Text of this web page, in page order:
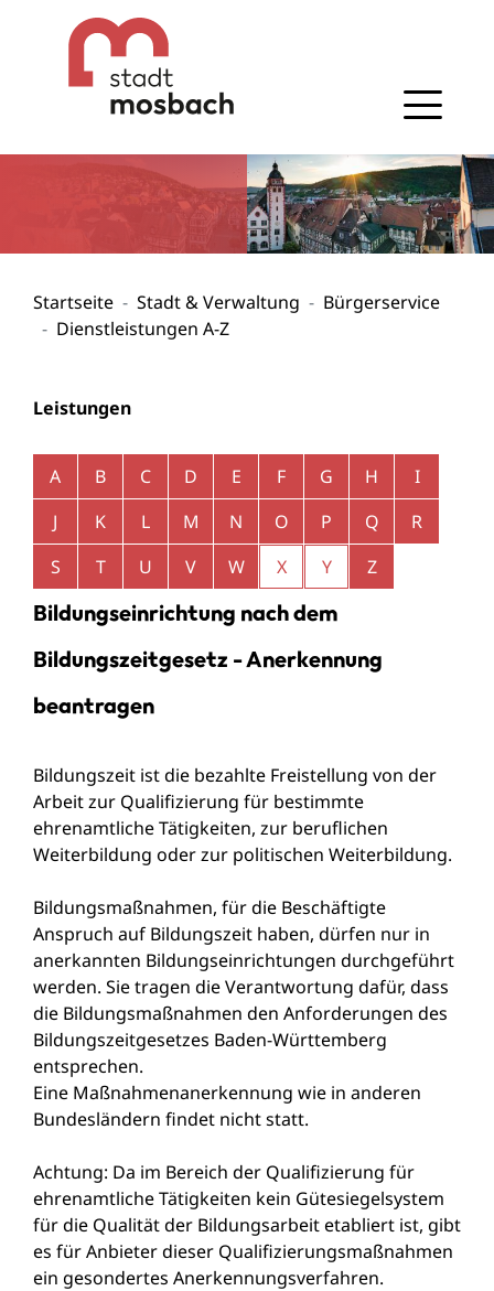
Gehe zum Navigationsbereich
Gehe zum Inhalt
Startseite Stadt & Verwaltung
Bürgerservice
Dienstleistungen A-Z
Leistungen
Alphabetisches Register überspringen
A B C D E F G H
I
J
K L M N O P Q
R
S
T U V W X Y Z
Bildungseinrichtung nach dem
Bildungszeitgesetz - Anerkennung
beantragen
Bildungszeit ist die bezahlte Freistellung von der
Arbeit zur Qualifizierung für bestimmte
ehrenamtliche Tätigkeiten, zur beruflichen
Weiterbildung oder zur politischen Weiterbildung.
Bildungsmaßnahmen, für die Beschäftigte
Anspruch auf Bildungszeit haben, dürfen nur in
anerkannten Bildungseinrichtungen durchgeführt
werden. Sie tragen die Verantwortung dafür, dass
die Bildungsmaßnahmen den Anforderungen des
Bildungszeitgesetzes Baden-Württemberg
entsprechen.
Eine Maßnahmenanerkennung wie in anderen
Bundesländern findet nicht statt.
Achtung: Da im Bereich der Qualifizierung für
ehrenamtliche Tätigkeiten kein Gütesiegelsystem
für die Qualität der Bildungsarbeit etabliert ist, gibt
es für Anbieter dieser Qualifizierungsmaßnahmen
ein gesondertes Anerkennungsverfahren.